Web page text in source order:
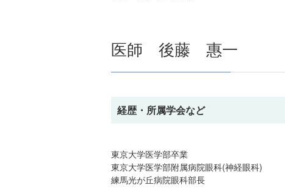
医師 後藤 惠一
経歴・所属学会など
東京大学医学部卒業
東京大学医学部附属病院眼科(神経眼科)
練馬光が丘病院眼科部長